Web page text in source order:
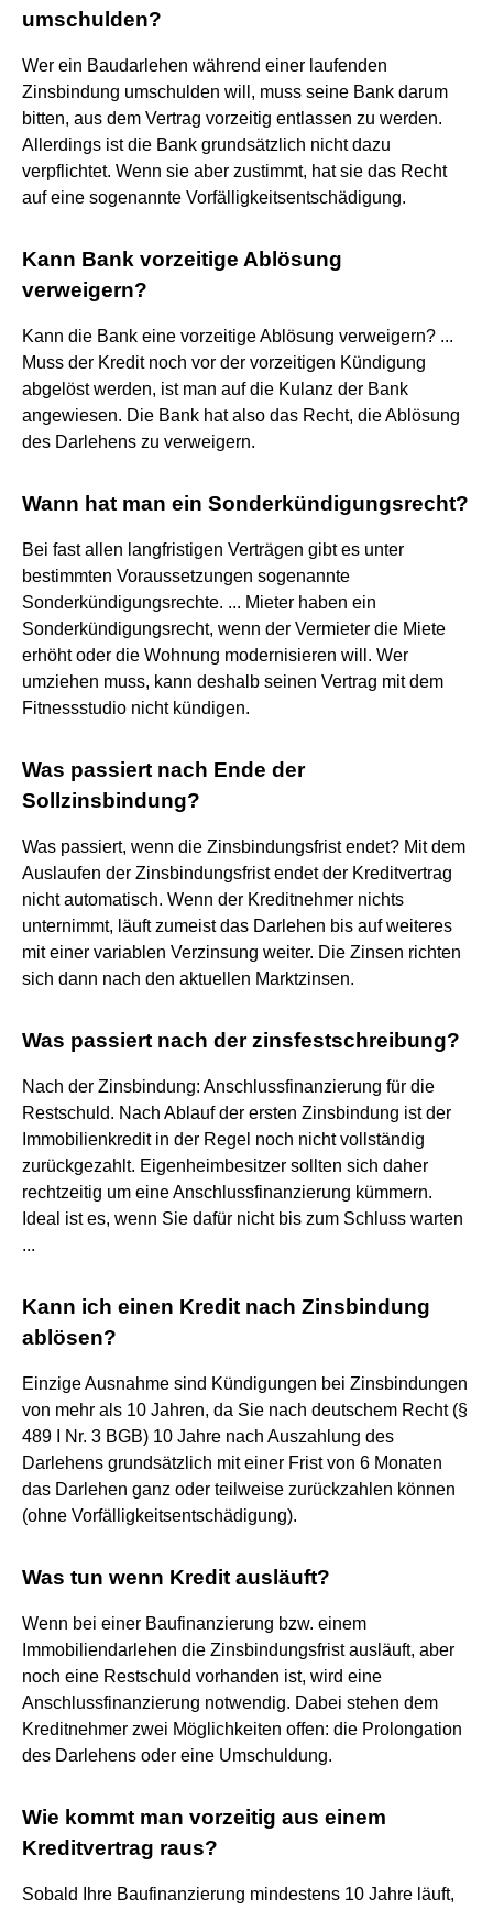
umschulden?
Wer ein Baudarlehen während einer laufenden
Zinsbindung umschulden will, muss seine Bank darum
bitten, aus dem Vertrag vorzeitig entlassen zu werden.
Allerdings ist die Bank grundsätzlich nicht dazu
verpflichtet. Wenn sie aber zustimmt, hat sie das Recht
auf eine sogenannte Vorfälligkeitsentschädigung.
Kann Bank vorzeitige Ablösung
verweigern?
Kann die Bank eine vorzeitige Ablösung verweigern? ...
Muss der Kredit noch vor der vorzeitigen Kündigung
abgelöst werden, ist man auf die Kulanz der Bank
angewiesen. Die Bank hat also das Recht, die Ablösung
des Darlehens zu verweigern.
Wann hat man ein Sonderkündigungsrecht?
Bei fast allen langfristigen Verträgen gibt es unter
bestimmten Voraussetzungen sogenannte
Sonderkündigungsrechte. ... Mieter haben ein
Sonderkündigungsrecht, wenn der Vermieter die Miete
erhöht oder die Wohnung modernisieren will. Wer
umziehen muss, kann deshalb seinen Vertrag mit dem
Fitnessstudio nicht kündigen.
Was passiert nach Ende der
Sollzinsbindung?
Was passiert, wenn die Zinsbindungsfrist endet? Mit dem
Auslaufen der Zinsbindungsfrist endet der Kreditvertrag
nicht automatisch. Wenn der Kreditnehmer nichts
unternimmt, läuft zumeist das Darlehen bis auf weiteres
mit einer variablen Verzinsung weiter. Die Zinsen richten
sich dann nach den aktuellen Marktzinsen.
Was passiert nach der zinsfestschreibung?
Nach der Zinsbindung: Anschlussfinanzierung für die
Restschuld. Nach Ablauf der ersten Zinsbindung ist der
Immobilienkredit in der Regel noch nicht vollständig
zurückgezahlt. Eigenheimbesitzer sollten sich daher
rechtzeitig um eine Anschlussfinanzierung kümmern.
Ideal ist es, wenn Sie dafür nicht bis zum Schluss warten
...
Kann ich einen Kredit nach Zinsbindung
ablösen?
Einzige Ausnahme sind Kündigungen bei Zinsbindungen
von mehr als 10 Jahren, da Sie nach deutschem Recht (§
489 I Nr. 3 BGB) 10 Jahre nach Auszahlung des
Darlehens grundsätzlich mit einer Frist von 6 Monaten
das Darlehen ganz oder teilweise zurückzahlen können
(ohne Vorfälligkeitsentschädigung).
Was tun wenn Kredit ausläuft?
Wenn bei einer Baufinanzierung bzw. einem
Immobiliendarlehen die Zinsbindungsfrist ausläuft, aber
noch eine Restschuld vorhanden ist, wird eine
Anschlussfinanzierung notwendig. Dabei stehen dem
Kreditnehmer zwei Möglichkeiten offen: die Prolongation
des Darlehens oder eine Umschuldung.
Wie kommt man vorzeitig aus einem
Kreditvertrag raus?
Sobald Ihre Baufinanzierung mindestens 10 Jahre läuft,